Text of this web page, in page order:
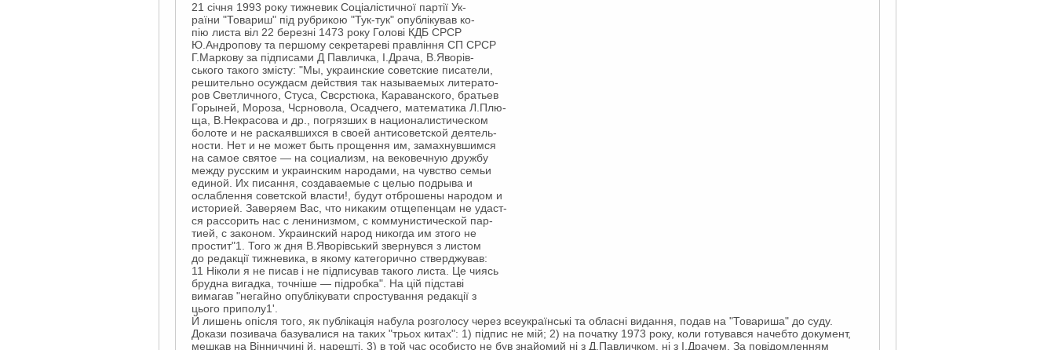
21 січня 1993 року тижневик Соціалістичної партії Ук-
раїни "Товариш" під рубрикою "Тук-тук" опублікував ко-
пію листа віл 22 березні 1473 року Голові КДБ СРСР
Ю.Андропову та першому секретареві правління СП СРСР
Г.Маркову за підписами Д Павличка, І.Драча, В.Яворів-
ського такого змісту: "Мы, украинские советские писатели,
решительно осуждасм действия так называемых литерато-
ров Светличного, Стуса, Свсрстюка, Караванского, братьев
Горыней, Мороза, Чсрновола, Осадчего, математика Л.Плю-
ща, В.Некрасова и др., погрязших в националистическом
болоте и не раскаявшихся в своей антисоветской деятель-
ности. Нет и не может быть прощення им, замахнувшимся
на самое святое — на социализм, на вековечную дружбу
между русским и украинским народами, на чувство семьи
единой. Их писання, создаваемые с целью подрыва и
ослаблення советской власти!, будут отброшены народом и
историей. Заверяем Вас, что никаким отщепенцам не удаст-
ся рассорить нас с ленинизмом, с коммунистической пар-
тией, с законом. Украинский народ никогда им зтого не
простит"1. Того ж дня В.Яворівський звернувся з листом
до редакції тижневика, в якому категорично стверджував:
11 Ніколи я не писав і не підписував такого листа. Це чиясь
брудна вигадка, точніше — підробка". На цій підставі
вимагав "негайно опублікувати спростування редакції з
цього приполу1'.
Й лишень опісля того, як публікація набула розголосу через всеукраїнські та обласні видання, подав на "Товариша" до суду.
Докази позивача базувалися на таких "трьох китах": 1) підпис не мій; 2) на початку 1973 року, коли готувався начебто документ,
мешкав на Вінниччині й, нарешті, 3) в той час особисто не був знайомий ні з Д.Павличком, ні з І.Драчем. За повідомленням